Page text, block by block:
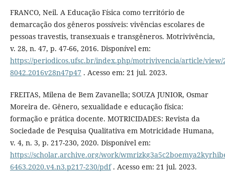
FRANCO, Neil. A Educação Física como território de
demarcação dos gêneros possíveis: vivências escolares de
pessoas travestis, transexuais e transgêneros. Motrivivência,
v. 28, n. 47, p. 47-66, 2016. Disponível em:
https://periodicos.ufsc.br/index.php/motrivivencia/article/view/
8042.2016v28n47p47 . Acesso em: 21 jul. 2023.
FREITAS, Milena de Bem Zavanella; SOUZA JUNIOR, Osmar
Moreira de. Gênero, sexualidade e educação física:
formação e prática docente. MOTRICIDADES: Revista da
Sociedade de Pesquisa Qualitativa em Motricidade Humana,
v. 4, n. 3, p. 217-230, 2020. Disponível em:
https://scholar.archive.org/work/
6463.2020.v4.n3.p217-230/pdf. Acesso em: 21 jul. 2023.